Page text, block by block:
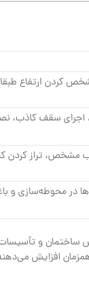
کردن ارتفاع
سقف کاذب،
مشخص، تراز کردن
محوطه‌سازی و
ساختمان و
افزایش